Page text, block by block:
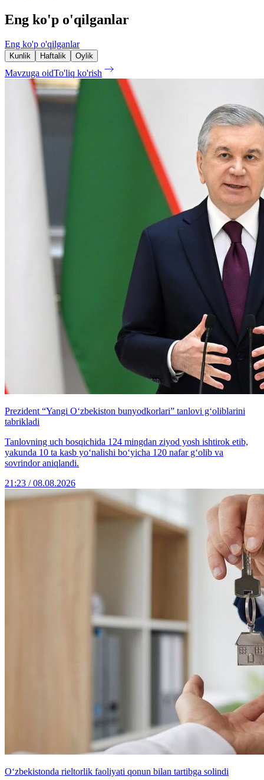
Eng ko'p o'qilganlar
Eng ko'p o'qilganlar
Kunlik Haftalik Oylik
Mavzuga oidTo'liq ko'rish
Prezident “Yangi O‘zbekiston bunyodkorlari” tanlovi g‘oliblarini
tabrikladi
Tanlovning uch bosqichida 124 mingdan ziyod yosh ishtirok etib,
yakunda 10 ta kasb yo‘nalishi bo‘yicha 120 nafar g‘olib va
sovrindor aniqlandi.
21:23 / 08.08.2026
O‘zbekistonda rieltorlik faoliyati qonun bilan tartibga solindi